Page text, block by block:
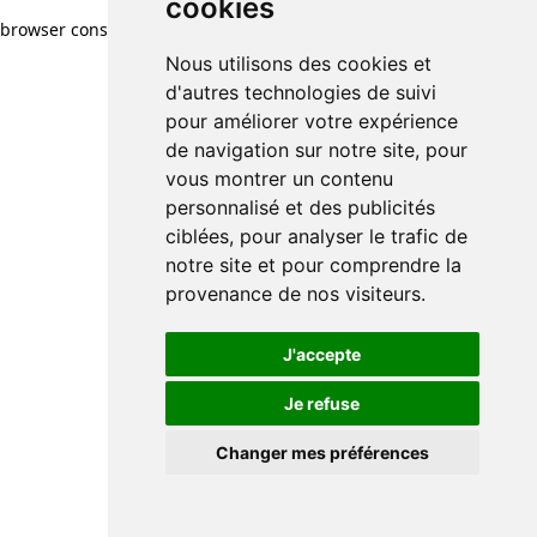
cookies
Nous utilisons des cookies et
d'autres technologies de suivi
pour améliorer votre expérience
de navigation sur notre site, pour
vous montrer un contenu
personnalisé et des publicités
ciblées, pour analyser le trafic de
notre site et pour comprendre la
provenance de nos visiteurs.
J'accepte
Je refuse
Changer mes préférences
browser console for more information)